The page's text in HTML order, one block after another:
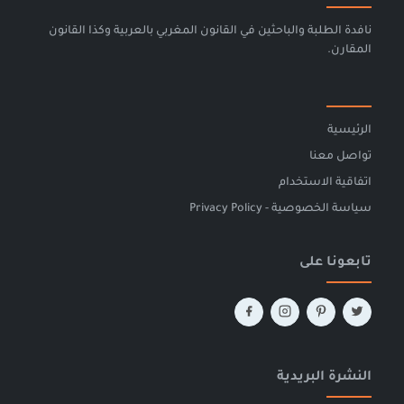
نافدة الطلبة والباحثين في القانون المغربي بالعربية وكذا القانون
المقارن.
الرئيسية
تواصل معنا
اتفاقية الاستخدام
سياسة الخصوصية - Privacy Policy
تابعونا على
النشرة البريدية